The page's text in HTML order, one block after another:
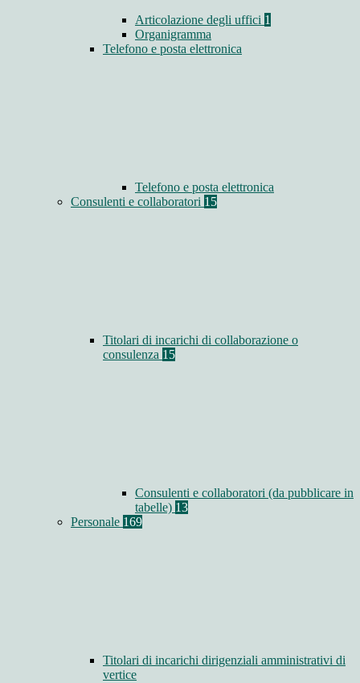
Articolazione degli uffici 1
Organigramma
Telefono e posta elettronica
Telefono e posta elettronica
Consulenti e collaboratori 15
Titolari di incarichi di collaborazione o
consulenza 15
Consulenti e collaboratori (da pubblicare in
tabelle) 13
Personale 169
Titolari di incarichi dirigenziali amministrativi di
vertice